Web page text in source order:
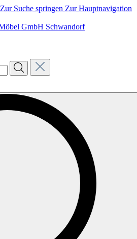
Zur Suche springen Zur Hauptnavigation